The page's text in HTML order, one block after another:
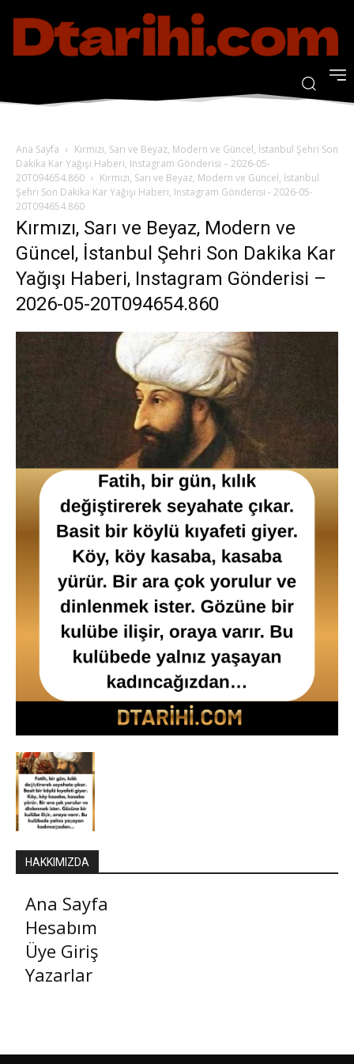
Ana Sayfa
Kırmızı, Sarı ve Beyaz, Modern ve Güncel, İstanbul Şehri Son
Dakika Kar Yağışı Haberi, Instagram Gönderisi – 2026-05-
20T094654.860
Kırmızı, Sarı ve Beyaz, Modern ve Güncel, İstanbul
Şehri Son Dakika Kar Yağışı Haberi, Instagram Gönderisi - 2026-05-
20T094654.860
Kırmızı, Sarı ve Beyaz, Modern ve
Güncel, İstanbul Şehri Son Dakika Kar
Yağışı Haberi, Instagram Gönderisi –
2026-05-20T094654.860
HAKKIMIZDA
Ana Sayfa
Hesabım
Üye Giriş
Yazarlar